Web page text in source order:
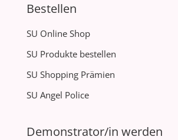
Bestellen
SU Online Shop
SU Produkte bestellen
SU Shopping Prämien
SU Angel Police
Demonstrator/in werden